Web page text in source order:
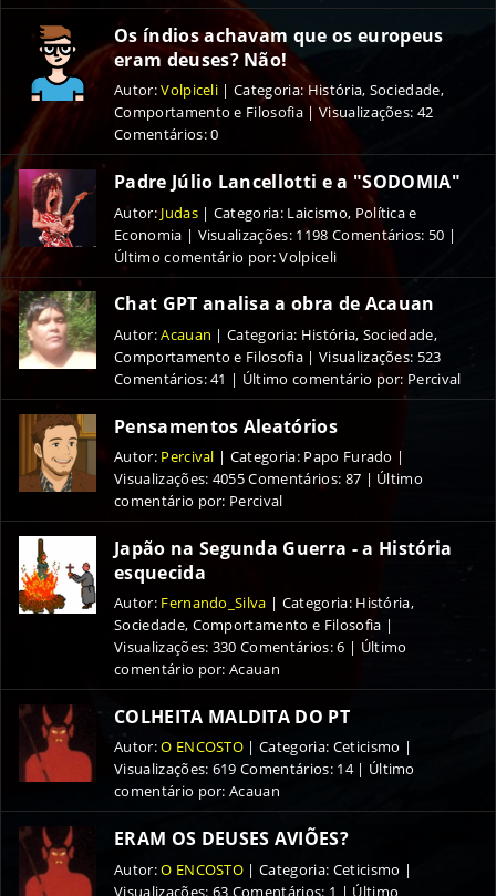
Os índios achavam que os europeus
eram deuses? Não!
Autor:Volpiceli | Categoria: História, Sociedade,
Comportamento e Filosofia | Visualizações: 42
Comentários:0
Padre Júlio Lancellotti e a "SODOMIA"
Autor: Judas| Categoria: Laicismo, Política e
Economia | Visualizações: 1198 Comentários: 50 |
Último comentário por: Volpiceli
Chat GPT analisa a obra de Acauan
Autor:Acauan | Categoria: História, Sociedade,
Comportamento e Filosofia | Visualizações: 523
Comentários:41 | Último comentário por: Percival
Pensamentos Aleatórios
Autor: Percival | Categoria: Papo Furado |
Visualizações: 4055Comentários: 87 | Último
comentário por: Percival
Japão na Segunda Guerra - a História
esquecida
Autor: Fernando_Silva | Categoria: História,
Sociedade, Comportamento e Filosofia |
Visualizações: 330 Comentários:6 | Último
comentário por: Acauan
COLHEITA MALDITA DO PT
Autor:O ENCOSTO | Categoria: Ceticismo |
Visualizações: 619 Comentários: 14| Último
comentário por: Acauan
ERAM OS DEUSES AVIÕES?
Autor:O ENCOSTO | Categoria: Ceticismo |
Visualizações: 63 Comentários: 1 | Último